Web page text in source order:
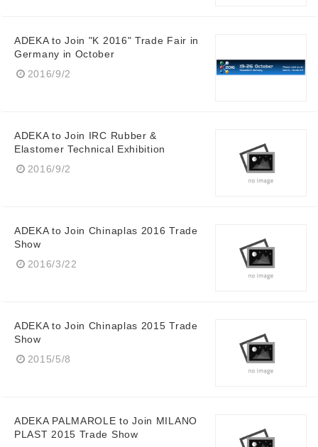
ADEKA to Join "K 2016" Trade Fair in
Germany in October
2016/9/2
ADEKA to Join IRC Rubber &
Elastomer Technical Exhibition
2016/9/2
ADEKA to Join Chinaplas 2016 Trade
Show
2016/3/22
ADEKA to Join Chinaplas 2015 Trade
Show
2015/5/8
ADEKA PALMAROLE to Join MILANO
PLAST 2015 Trade Show